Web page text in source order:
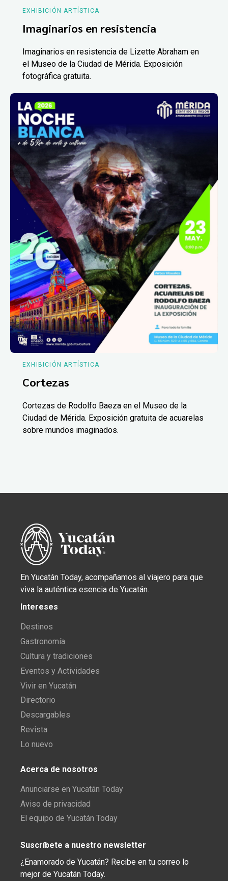
EXHIBICIÓN ARTÍSTICA
Imaginarios en resistencia
Imaginarios en resistencia de Lizette Abraham en
el Museo de la Ciudad de Mérida. Exposición
fotográfica gratuita.
EXHIBICIÓN ARTÍSTICA
Cortezas
Cortezas de Rodolfo Baeza en el Museo de la
Ciudad de Mérida. Exposición gratuita de acuarelas
sobre mundos imaginados.
En Yucatán Today, acompañamos al viajero para que
viva la auténtica esencia de Yucatán.
Intereses
Destinos
Gastronomía
Cultura y tradiciones
Eventos y Actividades
Vivir en Yucatán
Directorio
Descargables
Revista
Lo nuevo
Acerca de nosotros
Anunciarse en Yucatán Today
Aviso de privacidad
El equipo de Yucatán Today
Suscríbete a nuestro newsletter
¿Enamorado de Yucatán? Recibe en tu correo lo
mejor de Yucatán Today.